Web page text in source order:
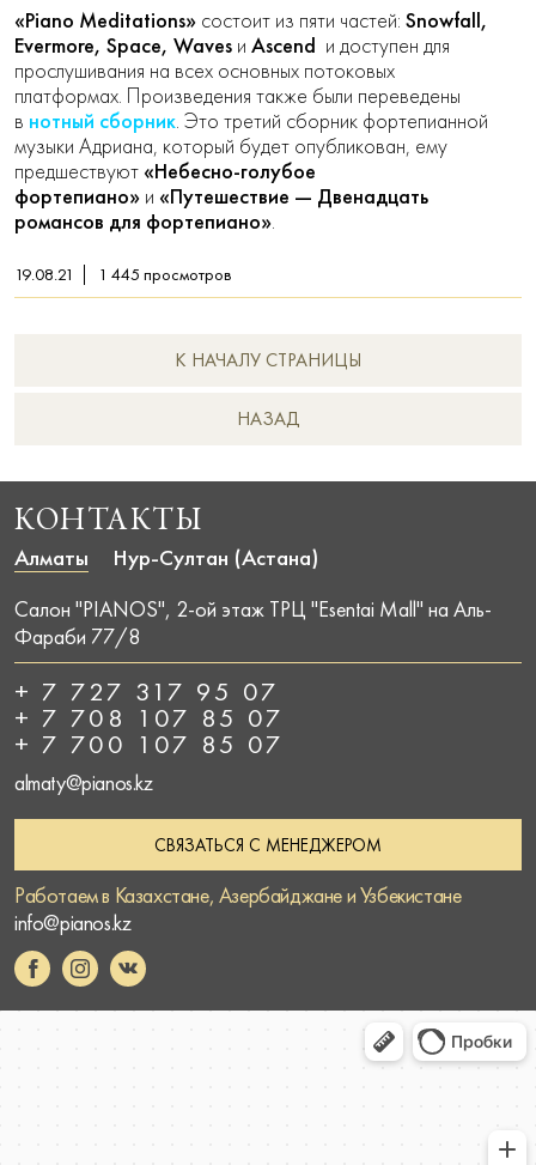
«Piano Meditations» состоит из пяти частей: Snowfall,
Evermore, Space, Waves и Ascend и доступен для
прослушивания на всех основных потоковых
платформах. Произведения также были переведены
в нотный сборник. Это третий сборник фортепианной
музыки Адриана, который будет опубликован, ему
предшествуют «Небесно-голубое
фортепиано» и «Путешествие — Двенадцать
романсов для фортепиано».
19.08.21 1 445 просмотров
К НАЧАЛУ СТРАНИЦЫ
НAЗАД
КОНТАКТЫ
Алматы Нур-Султан (Астана)
Салон "PIANOS", 2-ой этаж ТРЦ "Esentai Mall" на Аль-
Фараби 77/8
+ 7 727 317 95 07
+ 7 708 107 85 07
+ 7 700 107 85 07
almaty@pianos.kz
СВЯЗАТЬСЯ С МЕНЕДЖЕРОМ
Работаем в Казахстане, Азербайджане и Узбекистане
info@pianos.kz